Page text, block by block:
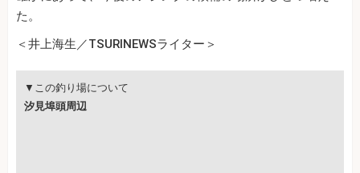
た。
＜井上海生／TSURINEWSライター＞
▼この釣り場について
汐見埠頭周辺